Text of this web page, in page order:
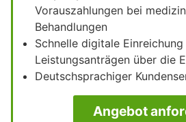
Vorauszahlungen bei
Behandlungen
Schnelle digitale
Leistungsanträgen über die
Deutschsprachiger
Angebot